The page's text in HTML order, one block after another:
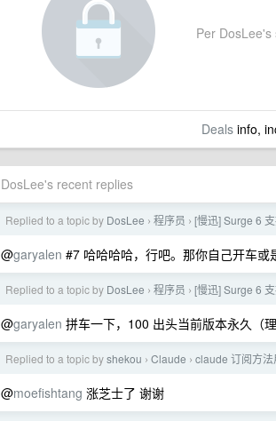
Per
Dealsinfo,
DosLee's recent replies
Replied to a topic by DosLee › 程序员 › [慢迅] Surge 6
@garyalen #7 哈哈哈哈，行吧。那你自己开车
Replied to a topic by DosLee › 程序员 › [慢迅] Surge 6
@garyalen 拼车一下，100 出头当前版本永久（
Replied to a topic byshekou › Claude › claude 订阅方
@moefishtang 涨芝士了 谢谢